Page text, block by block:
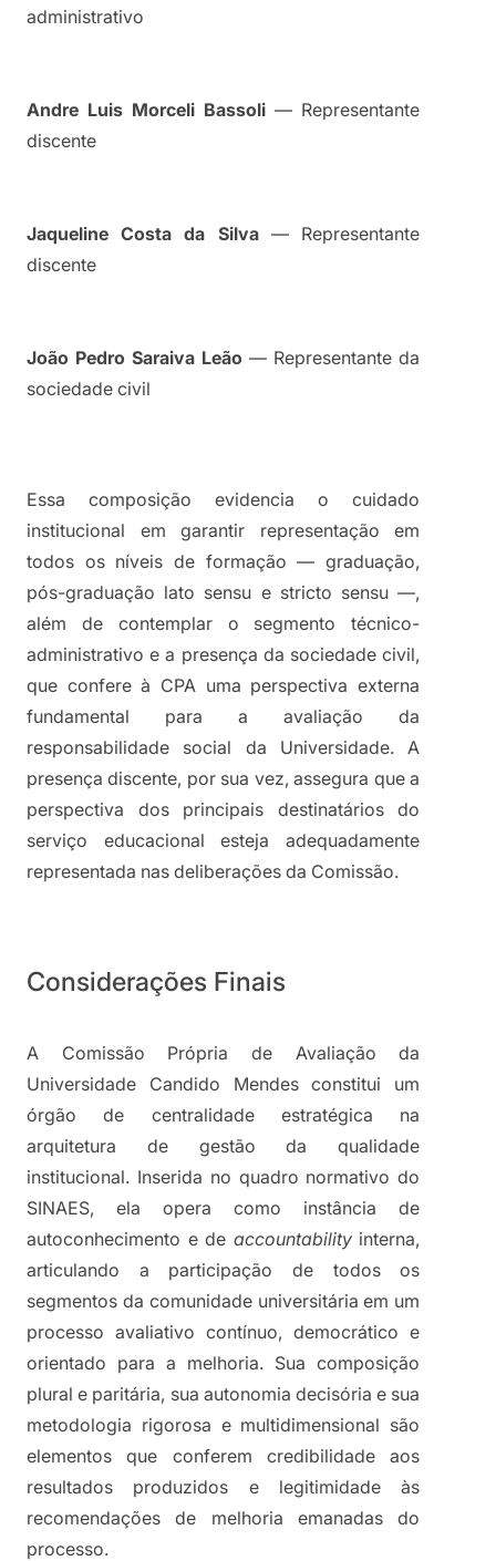
administrativo
Andre Luis Morceli Bassoli — Representante
discente
Jaqueline Costa da Silva — Representante
discente
João Pedro Saraiva Leão — Representante da
sociedade civil
Essa composição evidencia o cuidado
institucional em garantir representação em
todos os níveis de formação — graduação,
pós-graduação lato sensu e stricto sensu —,
além de contemplar o segmento técnico-
administrativo e a presença da sociedade civil,
que confere à CPA uma perspectiva externa
fundamental para a avaliação da
responsabilidade social da Universidade. A
presença discente, por sua vez, assegura que a
perspectiva dos principais destinatários do
serviço educacional esteja adequadamente
representada nas deliberações da Comissão.
Considerações Finais
A Comissão Própria de Avaliação da
Universidade Candido Mendes constitui um
órgão de centralidade estratégica na
arquitetura de gestão da qualidade
institucional. Inserida no quadro normativo do
SINAES, ela opera como instância de
autoconhecimento e de accountability interna,
articulando a participação de todos os
segmentos da comunidade universitária em um
processo avaliativo contínuo, democrático e
orientado para a melhoria. Sua composição
plural e paritária, sua autonomia decisória e sua
metodologia rigorosa e multidimensional são
elementos que conferem credibilidade aos
resultados produzidos e legitimidade às
recomendações de melhoria emanadas do
processo.